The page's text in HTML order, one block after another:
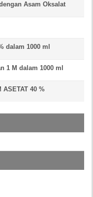
Asam Oksalat
dalam 1000 ml
1 M dalam 1000 ml
ASETAT 40 %